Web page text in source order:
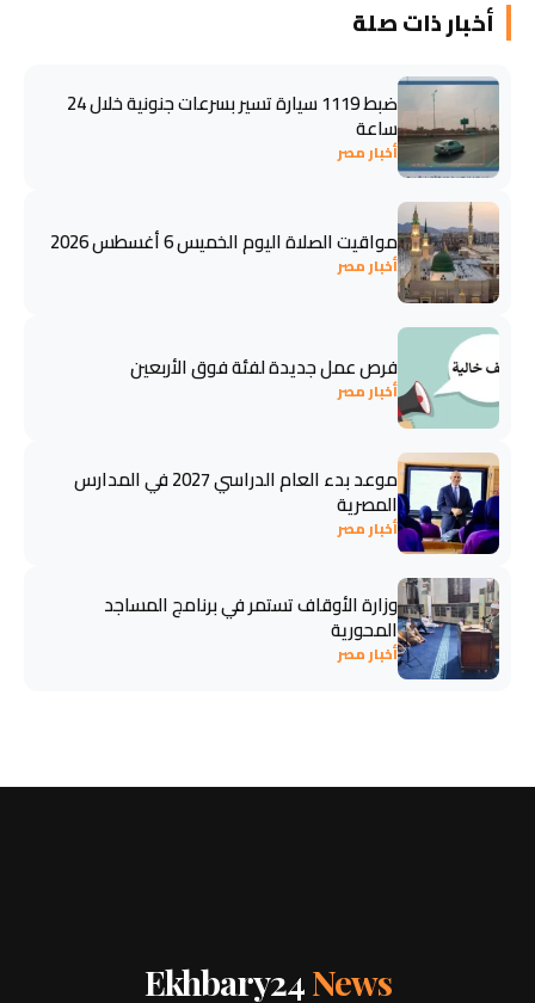
أخبار ذات صلة
ضبط 1119 سيارة تسير بسرعات جنونية خلال 24
ساعة
أخبار مصر
مواقيت الصلاة اليوم الخميس 6 أغسطس 2026
أخبار مصر
فرص عمل جديدة لفئة فوق الأربعين
أخبار مصر
موعد بدء العام الدراسي 2027 في المدارس
المصرية
أخبار مصر
وزارة الأوقاف تستمر في برنامج المساجد
المحورية
أخبار مصر
Ekhbary24News